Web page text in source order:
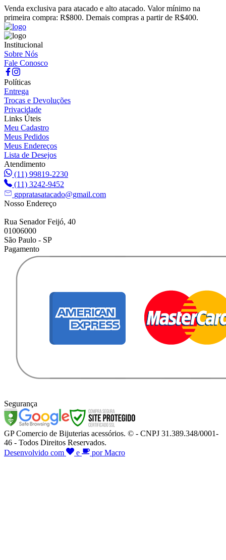
Venda exclusiva para atacado e alto atacado. Valor mínimo na
primeira compra: R$800. Demais compras a partir de R$400.
Institucional
Sobre Nós
Fale Conosco
Políticas
Entrega
Trocas e Devoluções
Privacidade
Links Úteis
Meu Cadastro
Meus Pedidos
Meus Endereços
Lista de Desejos
Atendimento
(11) 99819-2230
(11) 3242-9452
gppratasatacado@gmail.com
Nosso Endereço
Rua Senador Feijó, 40
01006000
São Paulo - SP
Pagamento
Segurança
GP Comercio de Bijuterias acessórios. © - CNPJ 31.389.348/0001-
46 - Todos Direitos Reservados.
Desenvolvido com
e por Macro